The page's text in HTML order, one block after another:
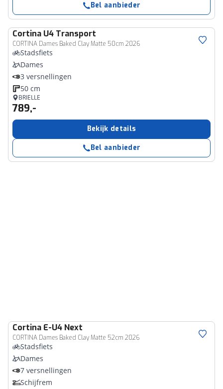
Bel aanbieder
Cortina U4 Transport
CORTINA Dames Baked Clay Matte 50cm 2026
Stadsfiets
Dames
3 versnellingen
50 cm
BRIELLE
789,-
Bekijk details
Bel aanbieder
Cortina E-U4 Next
CORTINA Dames Baked Clay Matte 52cm 2026
Stadsfiets
Dames
7 versnellingen
Schijfrem